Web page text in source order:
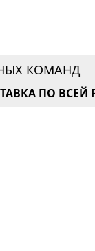
КОМАНД
ПО ВСЕЙ